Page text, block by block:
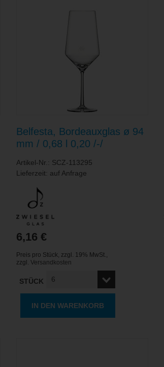
Belfesta, Bordeauxglas ø 94
mm / 0,68 l 0,20 /-/
Artikel-Nr.: SCZ-113295
Lieferzeit: auf Anfrage
6,16 €
Preis pro Stück, zzgl. 19% MwSt.,
zzgl.Versandkosten
STÜCK
IN DEN WARENKORB